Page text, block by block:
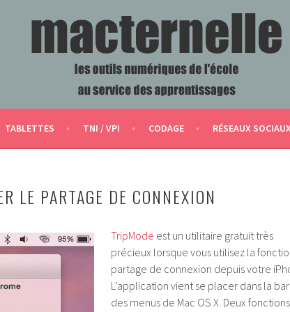
DES APPRENTISSAGES
TABLETTES TNI / VPI CODAGE RÉSEAUX SOCIAUX
LE PARTAGE DE CONNEXION
TripMode est un utilitaire gratuit très
précieux lorsque vous utilisez la
partage de connexion depuis votre
L’application vient se placer dans la
des menus de Mac OS X. Deux